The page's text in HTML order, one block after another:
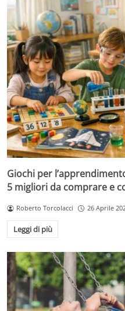
Giochi per
5 migliori da comprare e
Roberto Torcolacci 26 Aprile
Leggi di più